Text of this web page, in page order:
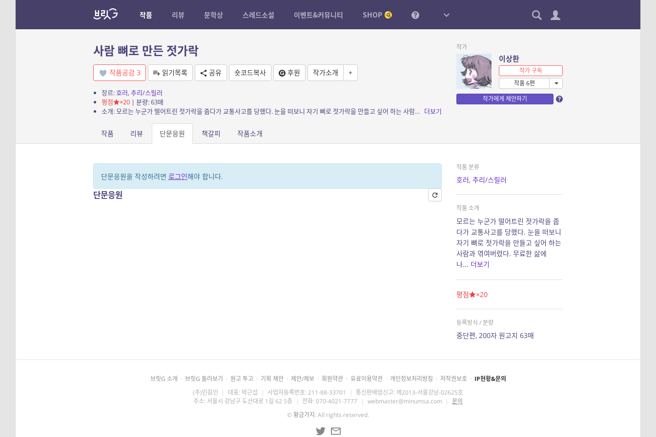
작품 리뷰 문학상 스레드소설 이벤트&커뮤니티 SHOP
사람 뼈로 만든 젓가락
작품공감 3 읽기목록 공유 숏코드복사 후원 작가소개 +
장르:호러, 추리/스릴러
평점
×20| 분량: 63매
소개: 모르는 누군가 떨어트린 젓가락을 줍다가 교통사고를 당했다. 눈을 떠보니 자기 뼈로 젓가락을 만들고 싶어 하는 사람과 엮여버렸다. 무료한 삶에 나타난 미스테리한 존재에게 주인공은 완... 더보기
작가
이상환
작가 구독
작품 6편
작가에게 제안하기
작품 리뷰 단문응원 책갈피 작품소개
단문응원을 작성하려면 로그인해야 합니다.
단문응원
작품 분류
호러, 추리/스릴러
작품 소개
모르는 누군가 떨어트린 젓가락을 줍
다가 교통사고를 당했다. 눈을 떠보니
자기 뼈로 젓가락을 만들고 싶어 하는
사람과 엮여버렸다. 무료한 삶에
나... 더보기
평점 ×20
등록방식 / 분량
중단편, 200자 원고지 63매
브릿G 소개 · 브릿G 둘러보기 · 원고 투고 · 기획 제안 · 제안/제보 · 회원약관 · 유료이용약관 · 개인정보처리방침 · 저작권보호 · IP현황&문의
(주)민음인 | 대표: 박근섭 | 사업자등록번호: 211-88-33701 | 통신판매업신고: 제2013-서울강남-02625호
주소: 서울시 강남구 도산대로 1길 62 5층 | 전화: 070-4021-7777 | webmaster@minumsa.com | 문의
©황금가지 . All rights reserved.